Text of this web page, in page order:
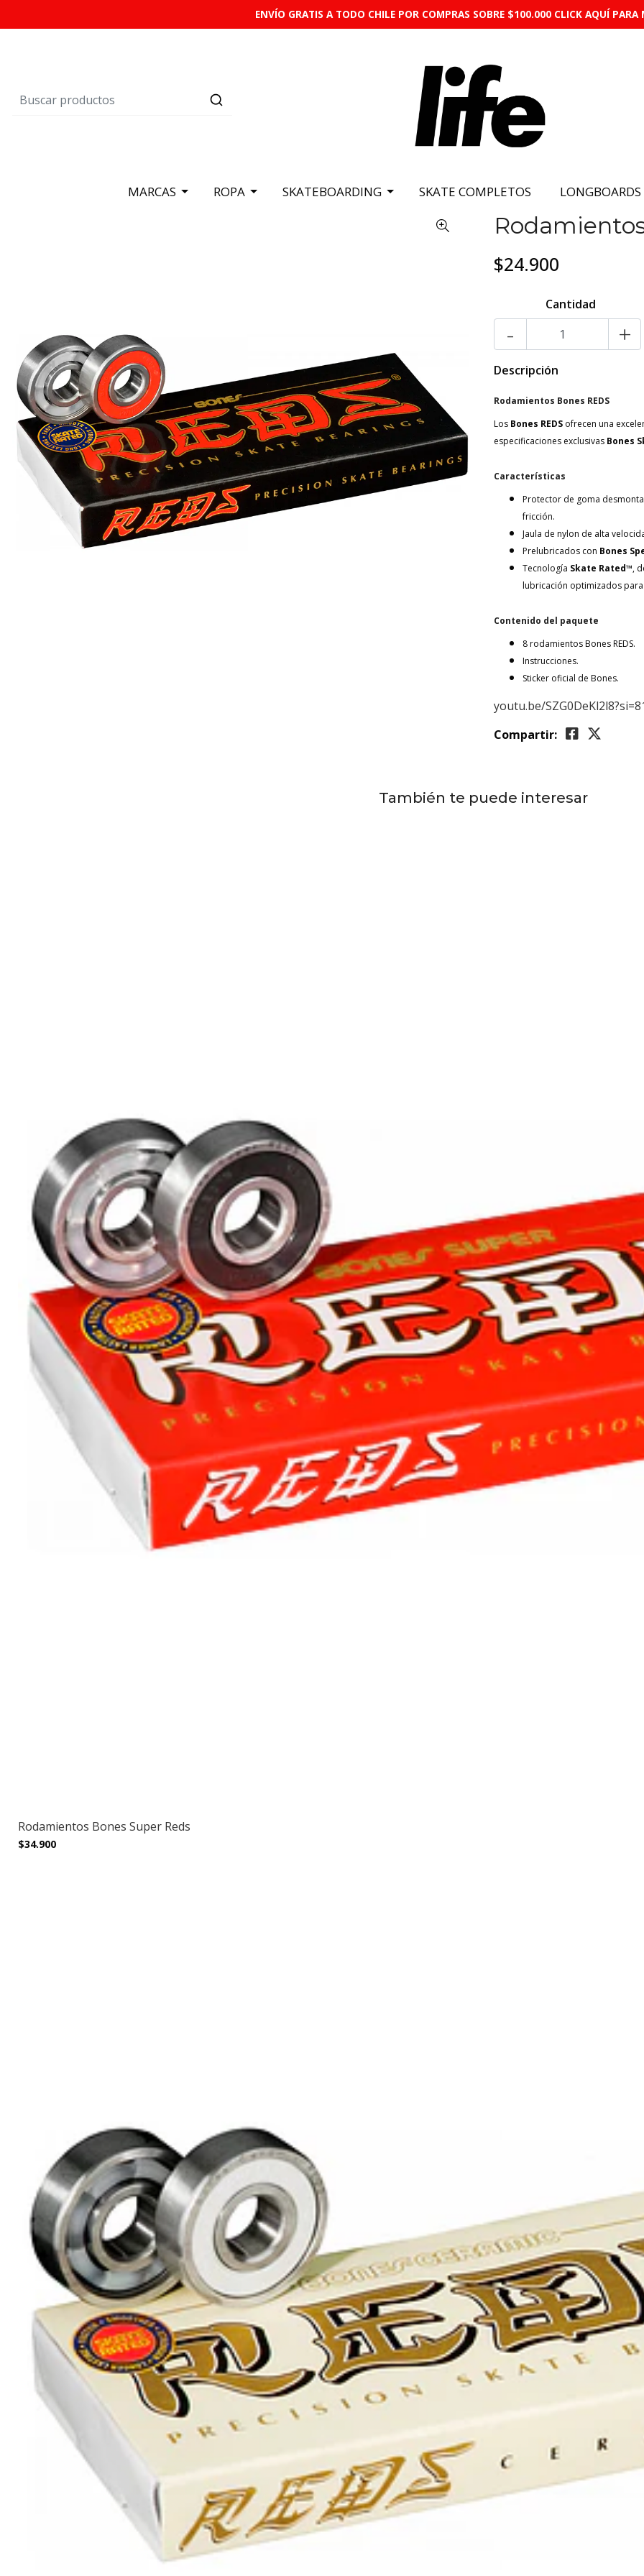
ENVÍO GRATIS A TODO CHILE POR COMPRAS SOBRE $100.000 CLICK AQUÍ PARA
MARCAS ROPA SKATEBOARDING SKATE COMPLETOS LONGBOARDS
$24.900
Cantidad
- +
Descripción
Rodamientos Bones REDS
Los Bones REDS ofrecen una
especificaciones exclusivas Bones
Características
Protector de goma
fricción.
Jaula de nylon de alta
Prelubricados con Bones
Tecnología Skate Rated™,
lubricación optimizados
Contenido del paquete
8 rodamientos Bones REDS.
Instrucciones.
Sticker oficial de Bones.
youtu.be/
Compartir:
También te puede interesar
Rodamientos Bones Super Reds
$34.900